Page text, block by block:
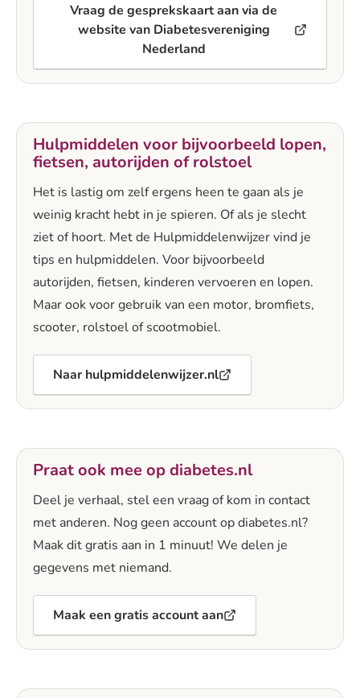
Vraag de gesprekskaart aan via de
website van Diabetesvereniging
Nederland
Hulpmiddelen voor bijvoorbeeld lopen,
fietsen, autorijden of rolstoel
Het is lastig om zelf ergens heen te gaan als je
weinig kracht hebt in je spieren. Of als je slecht
ziet of hoort. Met de Hulpmiddelenwijzer vind je
tips en hulpmiddelen. Voor bijvoorbeeld
autorijden, fietsen, kinderen vervoeren en lopen.
Maar ook voor gebruik van een motor, bromfiets,
scooter, rolstoel of scootmobiel.
Naar hulpmiddelenwijzer.nl
Praat ook mee op diabetes.nl
Deel je verhaal, stel een vraag of kom in contact
met anderen. Nog geen account op diabetes.nl?
Maak dit gratis aan in 1 minuut! We delen je
gegevens met niemand.
Maak een gratis account aan